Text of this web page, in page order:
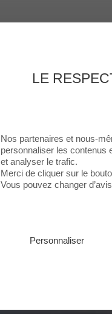
LE
Nos partenaires et nous-
personnaliser les contenus
et analyser le trafic.
Merci de cliquer sur le
Vous pouvez changer
Personnaliser